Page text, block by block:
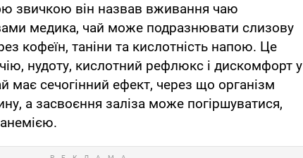
звичкою він назвав вживання чаю
медика, чай може подразнювати слизову
кофеїн, таніни та кислотність напою. Це
нудоту, кислотний рефлюкс і дискомфорт у
має сечогінний ефект, через що організм
а засвоєння заліза може погіршуватися,